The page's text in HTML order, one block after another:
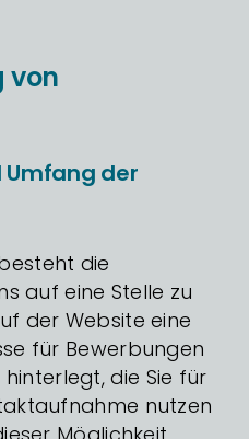
von
Umfang der
die
auf eine Stelle zu
der Website eine
für Bewerbungen
die Sie für
nutzen